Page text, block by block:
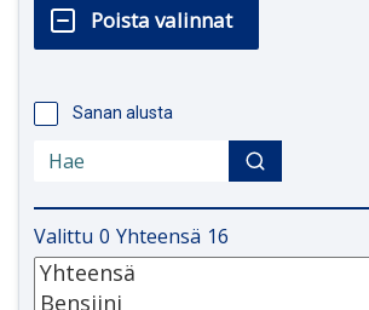
Sanan alusta
Valittu 0 Yhteensä 16